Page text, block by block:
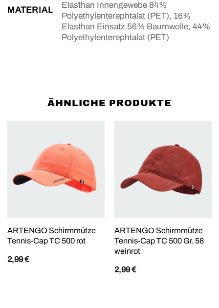
MATERIAL
Elasthan Innengewebe 84%
Polyethylenterephtalat (PET), 16%
Elasthan Einsatz 56% Baumwolle, 44%
Polyethylenterephtalat (PET)
ÄHNLICHE PRODUKTE
ARTENGO Schirmmütze
Tennis-Cap TC 500 rot
2,99€
ARTENGO Schirmmütze
Tennis-Cap TC 500 Gr. 58
weinrot
2,99€